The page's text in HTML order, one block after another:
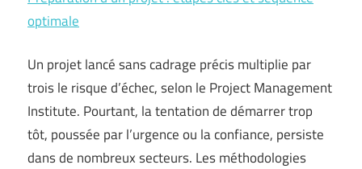
optimale
Un projet lancé sans cadrage précis multiplie par
trois le risque d’échec, selon le Project Management
Institute. Pourtant, la tentation de démarrer trop
tôt, poussée par l’urgence ou la confiance, persiste
dans de nombreux secteurs. Les méthodologies